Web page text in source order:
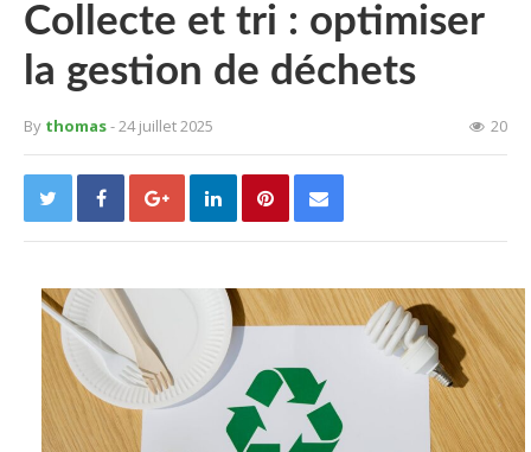
Collecte et tri : optimiser
la gestion de déchets
By thomas- 24 juillet 2025 20